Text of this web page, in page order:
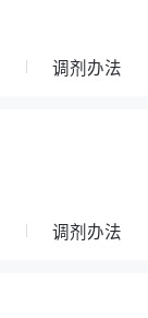
调剂办法
调剂办法